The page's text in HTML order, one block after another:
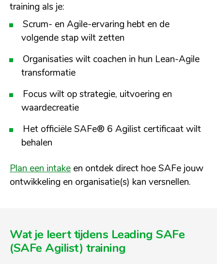
training als je:
Scrum- en Agile-ervaring hebt en de
volgende stap wilt zetten
Organisaties wilt coachen in hun Lean-Agile
transformatie
Focus wilt op strategie, uitvoering en
waardecreatie
Het officiële SAFe® 6 Agilist certificaat wilt
behalen
Plan een intake en ontdek direct hoe SAFe jouw
ontwikkeling en organisatie(s) kan versnellen.
Wat je leert tijdens Leading SAFe
(SAFe Agilist) training